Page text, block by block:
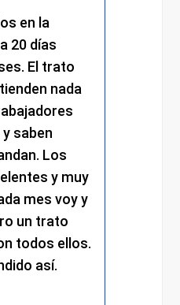
muy
y
ellos.